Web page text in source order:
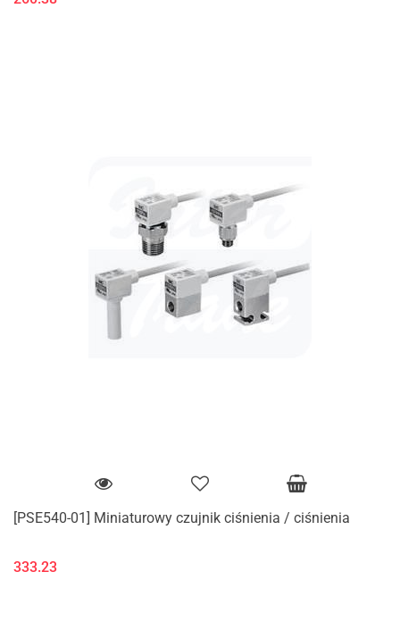
[PSE540-01] Miniaturowy czujnik ciśnienia / ciśnienia
333.23